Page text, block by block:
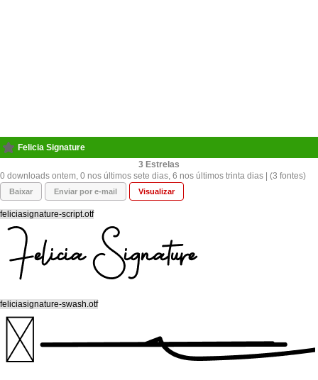
Felicia Signature
3
0 downloads ontem, 0 nos últimos sete dias, 6 nos últimos trinta dias | (3 fontes)
Baixar Enviar por e-mail Visualizar
feliciasignature-script.otf
feliciasignature-swash.otf